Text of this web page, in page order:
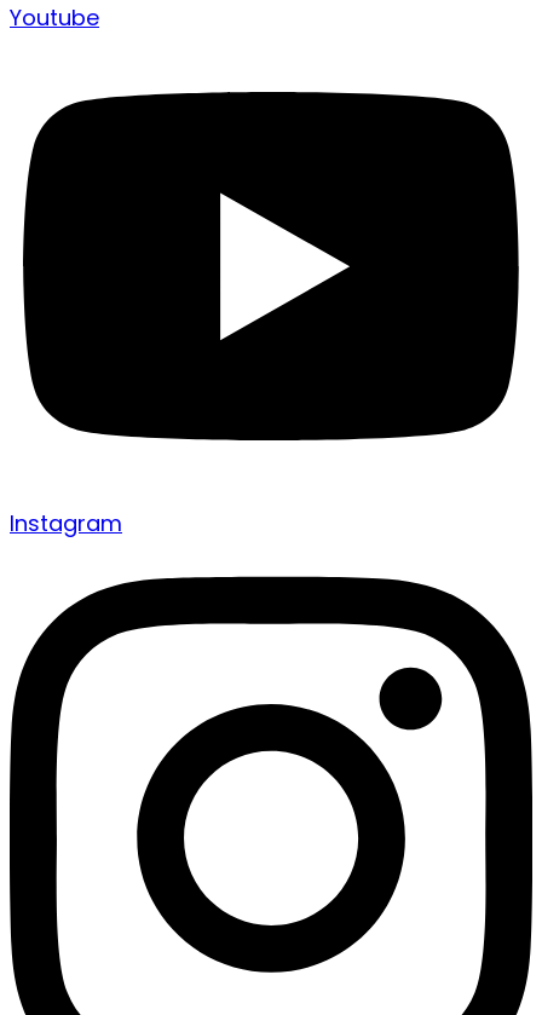
Youtube
Instagram